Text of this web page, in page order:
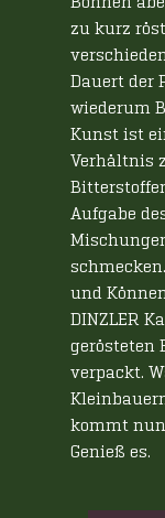
Bohnen
zu kurz
Dauert der
wiederum
Kunst ist
Verhältnis
Aufgabe
und
DINZLER
gerösteten
verpackt.
kommt
Genieß es.